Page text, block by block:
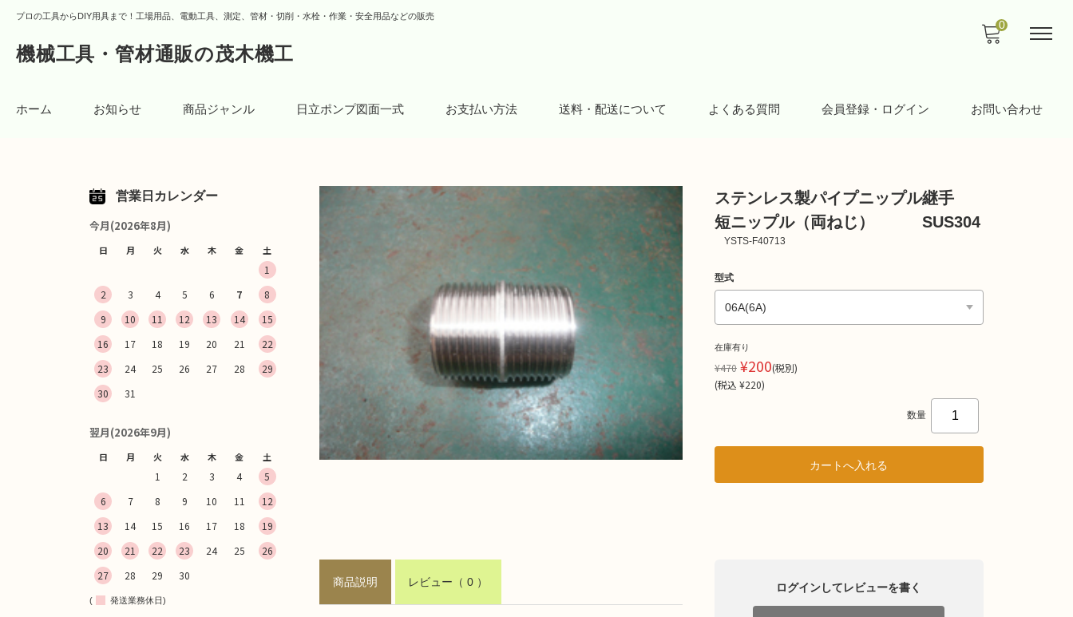
プロの工具からDIY用具まで！工場用品、電動工具、測定、管材・切削・水栓・作業・安全用品などの販売
機械工具・管材通販の茂木機工
ホーム お知らせ 商品ジャンル 日立ポンプ図面一式 お支払い方法 送料・配送について よくある質問 会員登録・ログイン お問い合わせ
0
ステンレス製パイプニップル継手
短ニップル（両ねじ） SUS304
YSTS-F40713
型式
在庫有り
¥470 ¥200(税別)
(税込 ¥220)
数量
商品説明 レビュー （ 0 ） ログインしてレビューを書く
営業日カレンダー
今月(2026年8月)
日 月 火 水 木 金 土
1
2
3 4 5 6 7
8
9
10 11 12 13 14
15
16
17 18 19 20 21
22
23
24 25 26 27 28
29
30
31
翌月(2026年9月)
日 月 火 水 木 金 土
1 2 3 4
5
6
7 8 9 10 11
12
13
14 15 16 17 18
19
20
21 22 23 24 25
26
27
28 29 30
( 発送業務休日)